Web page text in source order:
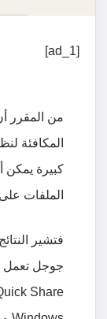
[ad_1]
من المقرر
المكافئة
كبيرة يمكن
الملفات على
فتشير النتائج
جوجل تعمل
Share